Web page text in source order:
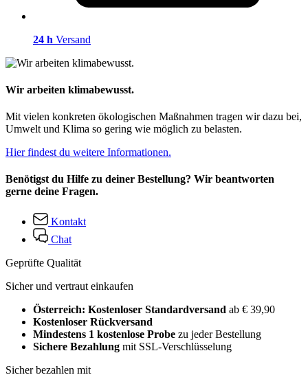
24 h Versand
Wir arbeiten klimabewusst.
Mit vielen konkreten ökologischen Maßnahmen tragen wir dazu bei,
Umwelt und Klima so gering wie möglich zu belasten.
Hier findest du weitere Informationen.
Benötigst du Hilfe zu deiner Bestellung? Wir beantworten
gerne deine Fragen.
Kontakt
Chat
Geprüfte Qualität
Sicher und vertraut einkaufen
Österreich: Kostenloser Standardversand ab € 39,90
Kostenloser Rückversand
Mindestens 1 kostenlose Probe zu jeder Bestellung
Sichere Bezahlung mit SSL-Verschlüsselung
Sicher bezahlen mit